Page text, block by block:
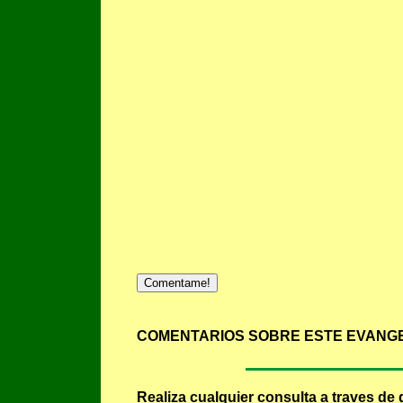
Comentame!
COMENTARIOS SOBRE ESTE
Realiza cualquier consulta a traves de